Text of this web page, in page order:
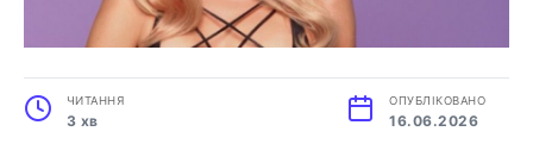
ЧИТАННЯ
3 хв
ОПУБЛІКОВАНО
16.06.2026